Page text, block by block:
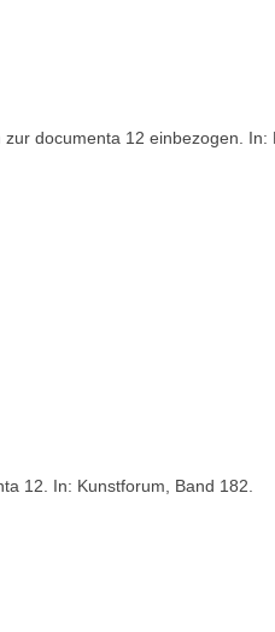
documenta 12 einbezogen.
12. In: Kunstforum, Band 182.